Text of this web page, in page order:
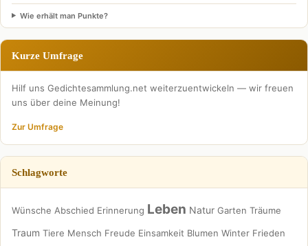
Wie erhält man Punkte?
Kurze Umfrage
Hilf uns Gedichtesammlung.net weiterzuentwickeln — wir freuen
uns über deine Meinung!
Zur Umfrage
Schlagworte
Wünsche Abschied Erinnerung Leben Natur Garten Träume
Traum Tiere Mensch Freude Einsamkeit Blumen Winter Frieden